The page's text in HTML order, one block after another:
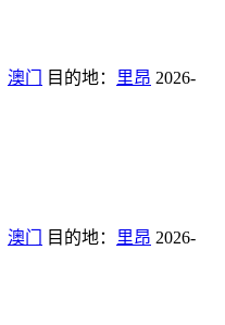
澳门 目的地： 里昂 2026-
澳门 目的地： 里昂 2026-